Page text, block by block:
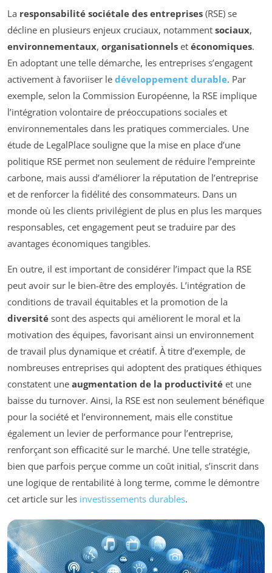
La responsabilité sociétale des entreprises (RSE) se
décline en plusieurs enjeux cruciaux, notamment sociaux,
environnementaux, organisationnels et économiques.
En adoptant une telle démarche, les entreprises s’engagent
activement à favoriiser le développement durable. Par
exemple, selon la Commission Européenne, la RSE implique
l’intégration volontaire de préoccupations sociales et
environnementales dans les pratiques commerciales. Une
étude de LegalPlace souligne que la mise en place d’une
politique RSE permet non seulement de réduire l’empreinte
carbone, mais aussi d’améliorer la réputation de l’entreprise
et de renforcer la fidélité des consommateurs. Dans un
monde où les clients privilégient de plus en plus les marques
responsables, cet engagement peut se traduire par des
avantages économiques tangibles.
En outre, il est important de considérer l’impact que la RSE
peut avoir sur le bien-être des employés. L’intégration de
conditions de travail équitables et la promotion de la
diversité sont des aspects qui améliorent le moral et la
motivation des équipes, favorisant ainsi un environnement
de travail plus dynamique et créatif. À titre d’exemple, de
nombreuses entreprises qui adoptent des pratiques éthiques
constatent une augmentation de la productivité et une
baisse du turnover. Ainsi, la RSE est non seulement bénéfique
pour la société et l’environnement, mais elle constitue
également un levier de performance pour l’entreprise,
renforçant son efficacité sur le marché. Une telle stratégie,
bien que parfois perçue comme un coût initial, s’inscrit dans
une logique de rentabilité à long terme, comme le démontre
cet article sur les investissements durables.